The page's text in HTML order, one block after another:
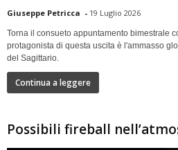
Giuseppe Petricca - 19 Luglio 2026
Torna il consueto appuntamento bimestrale
protagonista di questa uscita è l'ammasso
del Sagittario.
Continua a leggere
Possibili fireball